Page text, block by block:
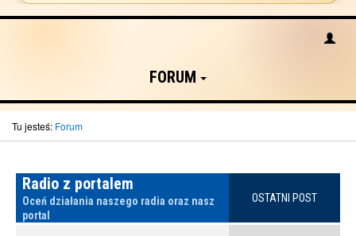
FORUM
Tu jesteś: Forum
Radio z portalem
Oceń działania naszego radia oraz nasz
portal
OSTATNI POST